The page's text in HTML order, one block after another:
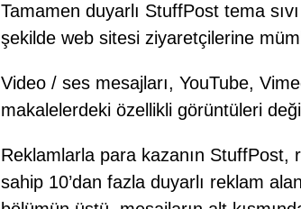
Tamamen duyarlı StuffPost tema
şekilde web sitesi ziyaretçilerine
Video / ses mesajları, YouTube,
makalelerdeki özellikli görüntüleri
Reklamlarla para kazanın
sahip 10’dan fazla duyarlı reklam